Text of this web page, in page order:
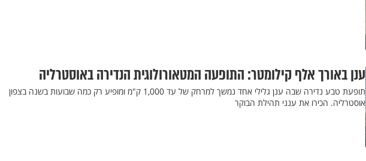
ענן באורך אלף קילומטר: התופעה המטאורולוגית הנדירה באוסטרליה
תופעת טבע נדירה שבה ענן גלילי אחד נמשך למרחק של עד 1,000 ק"מ ומופיע רק כמה שבועות בשנה בצפון
אוסטרליה. הכירו את ענני תהילת הבוקר